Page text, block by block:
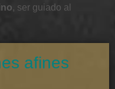
, ser guiado al
afines